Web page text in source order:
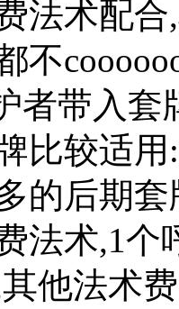
法术配
不
者带入套
比较适
的后期
法术,1个
他法术